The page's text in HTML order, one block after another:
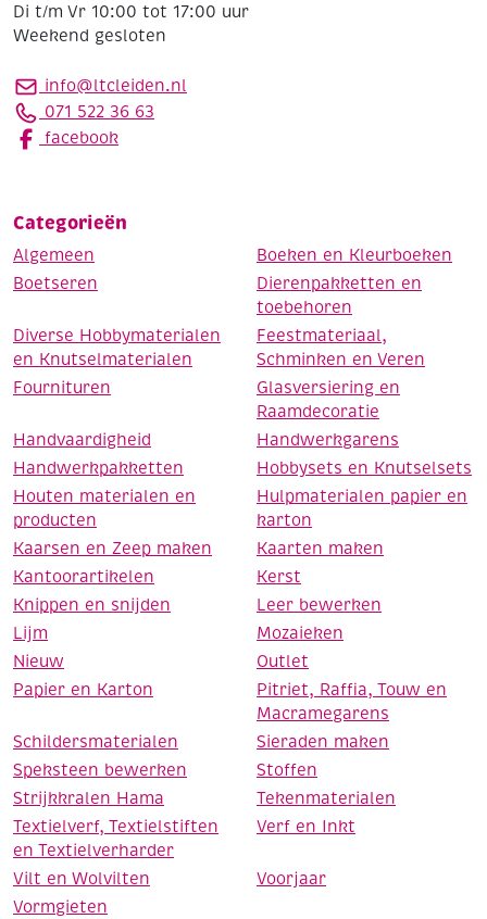
Di t/m Vr 10:00 tot 17:00 uur
Weekend gesloten
info@ltcleiden.nl
071 522 36 63
facebook
Categorieën
Algemeen
Boeken en Kleurboeken
Boetseren
Dierenpakketten en
toebehoren
Diverse Hobbymaterialen
en Knutselmaterialen
Feestmateriaal,
Schminken en Veren
Fournituren
Glasversiering en
Raamdecoratie
Handvaardigheid
Handwerkgarens
Handwerkpakketten
Hobbysets en Knutselsets
Houten materialen en
producten
Hulpmaterialen papier en
karton
Kaarsen en Zeep maken
Kaarten maken
Kantoorartikelen
Kerst
Knippen en snijden
Leer bewerken
Lijm
Mozaieken
Nieuw
Outlet
Papier en Karton
Pitriet, Raffia, Touw en
Macramegarens
Schildersmaterialen
Sieraden maken
Speksteen bewerken
Stoffen
Strijkkralen Hama
Tekenmaterialen
Textielverf, Textielstiften
en Textielverharder
Verf en Inkt
Vilt en Wolvilten
Voorjaar
Vormgieten